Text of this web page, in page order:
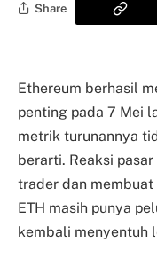
Share
Ethereum berhasil
penting pada 7 Mei
metrik turunannya
berarti. Reaksi
trader dan
ETH masih punya
kembali menyentuh